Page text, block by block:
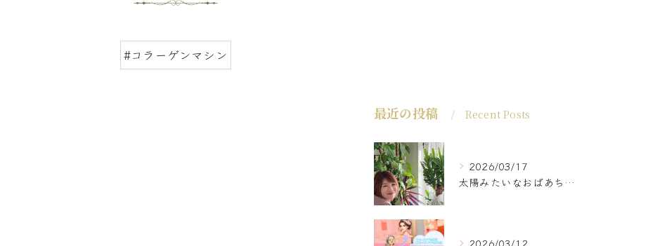
#コラーゲンマシン
最近の投稿 Recent Posts
2026/03/17
太陽みたいなおばあちゃんに
2026/03/12